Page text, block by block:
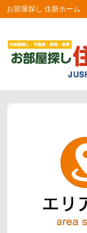
お部屋探し 住新ホーム